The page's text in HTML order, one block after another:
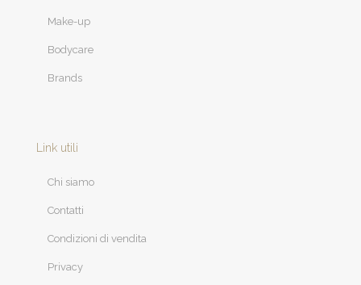
Make-up
Bodycare
Brands
Link utili
Chi siamo
Contatti
Condizioni di vendita
Privacy